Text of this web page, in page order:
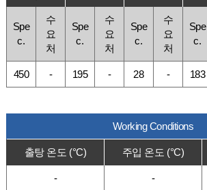
Spe
c.
수
요
처
Spe
c.
수
요
처
Spe
c.
수
요
처
Spe
c.
450 - 195 - 28 - 183
Working Conditions
출탕 온도 (°C) 주입 온도 (°C)
- -